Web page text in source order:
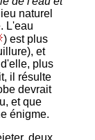
naturel
L'eau
) est plus
et
plus
il résulte
devrait
et que
énigme.
deux